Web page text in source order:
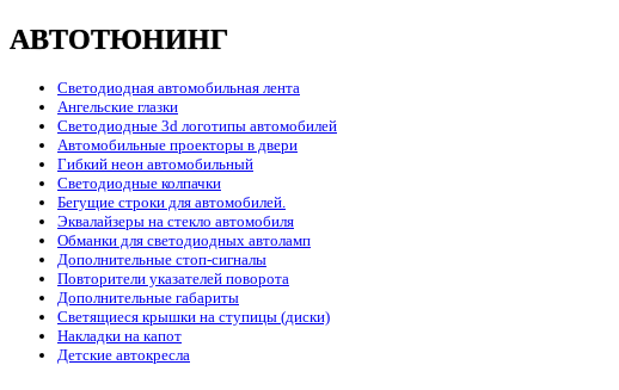
АВТОТЮНИНГ
Светодиодная автомобильная лента
Ангельские глазки
Светодиодные 3d логотипы автомобилей
Автомобильные проекторы в двери
Гибкий неон автомобильный
Светодиодные колпачки
Бегущие строки для автомобилей.
Эквалайзеры на стекло автомобиля
Обманки для светодиодных автоламп
Дополнительные стоп-сигналы
Повторители указателей поворота
Дополнительные габариты
Светящиеся крышки на ступицы (диски)
Накладки на капот
Детские автокресла